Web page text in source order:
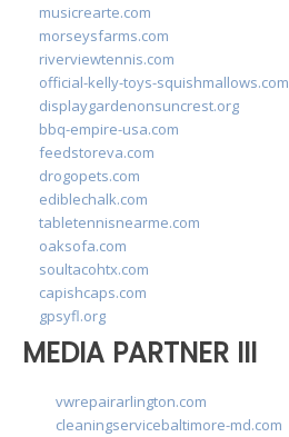
musicrearte.com
morseysfarms.com
riverviewtennis.com
official-kelly-toys-squishmallows.com
displaygardenonsuncrest.org
bbq-empire-usa.com
feedstoreva.com
drogopets.com
ediblechalk.com
tabletennisnearme.com
oaksofa.com
soultacohtx.com
capishcaps.com
gpsyfl.org
MEDIA PARTNER III
vwrepairarlington.com
cleaningservicebaltimore-md.com